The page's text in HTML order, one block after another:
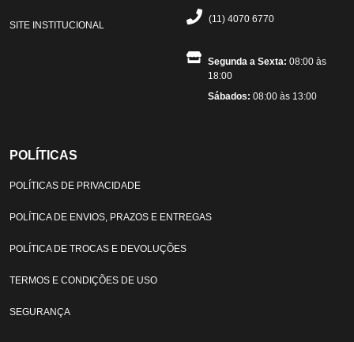
SITE INSTITUCIONAL
(11) 4070 6770
Segunda a Sexta: 08:00 às
18:00
Sábados: 08:00 às 13:00
POLÍTICAS
POLÍTICAS DE PRIVACIDADE
POLÍTICA DE ENVIOS, PRAZOS E ENTREGAS
POLÍTICA DE TROCAS E DEVOLUÇÕES
TERMOS E CONDIÇÕES DE USO
SEGURANÇA